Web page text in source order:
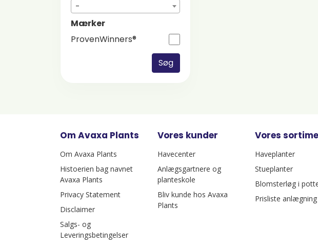
-
Mærker
ProvenWinners®
Søg
Om Avaxa Plants
Om Avaxa Plants
Histoerien bag navnet
Avaxa Plants
Privacy Statement
Disclaimer
Salgs- og
Leveringsbetingelser
Vores kunder
Havecenter
Anlægsgartnere og
planteskole
Bliv kunde hos Avaxa
Plants
Vores
Haveplanter
Stueplanter
Blomsterløg i
Prisliste anlægning